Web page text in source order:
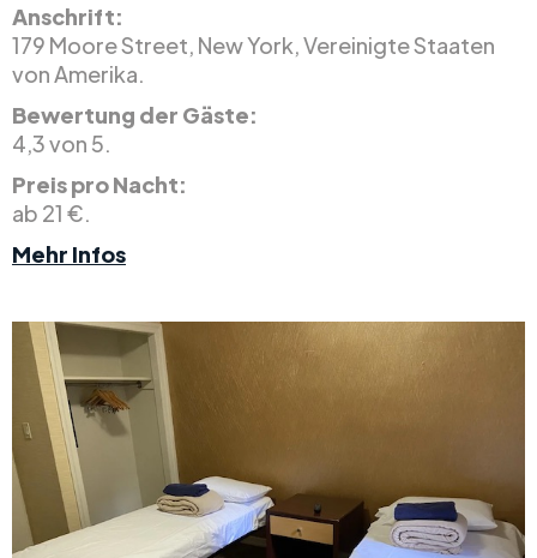
Anschrift:
179 Moore Street, New York, Vereinigte Staaten
von Amerika.
Bewertung der Gäste:
4,3 von 5.
Preis pro Nacht:
ab 21 €.
Mehr Infos